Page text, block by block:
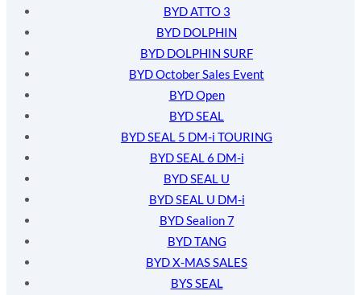
BYD ATTO 3
BYD DOLPHIN
BYD DOLPHIN SURF
BYD October Sales Event
BYD Open
BYD SEAL
BYD SEAL 5 DM-i TOURING
BYD SEAL 6 DM-i
BYD SEAL U
BYD SEAL U DM-i
BYD Sealion 7
BYD TANG
BYD X-MAS SALES
BYS SEAL